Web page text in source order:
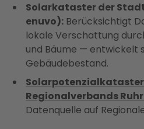
Solarkataster der
enuvo): Berücksichtigt
lokale Verschattung
und Bäume — entwickelt
Gebäudebestand.
Regionalverbands Ruhr
Datenquelle auf